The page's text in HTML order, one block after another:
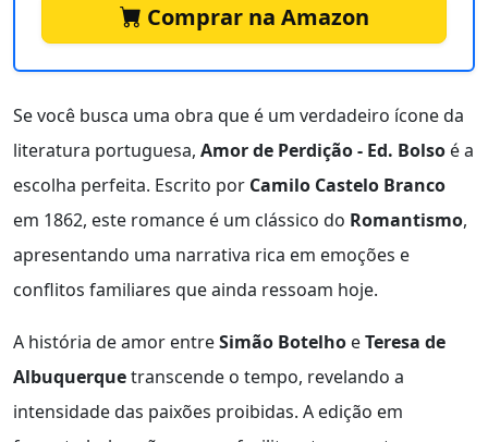
Comprar na Amazon
Se você busca uma obra que é um verdadeiro ícone da
literatura portuguesa, Amor de Perdição - Ed. Bolso é a
escolha perfeita. Escrito por Camilo Castelo Branco
em 1862, este romance é um clássico do Romantismo,
apresentando uma narrativa rica em emoções e
conflitos familiares que ainda ressoam hoje.
A história de amor entreSimão Botelho eTeresa de
Albuquerquetranscende o tempo, revelando a
intensidade das paixões proibidas. A edição em